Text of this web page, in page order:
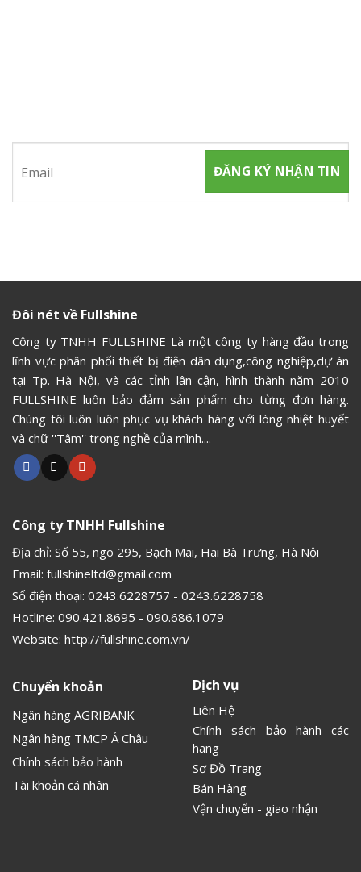
Đôi nét về Fullshine
Công ty TNHH FULLSHINE Là một công ty hàng đầu trong
lĩnh vực phân phối thiết bị điện dân dụng,công nghiệp,dự án
tại Tp. Hà Nội, và các tỉnh lân cận, hình thành năm 2010
FULLSHINE luôn bảo đảm sản phẩm cho từng đơn hàng.
Chúng tôi luôn luôn phục vụ khách hàng với lòng nhiệt huyết
và chữ ''Tâm'' trong nghề của mình....
Công ty TNHH Fullshine
Địa chỉ: Số 55, ngõ 295, Bạch Mai, Hai Bà Trưng, Hà Nội
Email: fullshineltd@gmail.com
Số điện thoại: 0243.6228757 - 0243.6228758
Hotline: 090.421.8695 - 090.686.1079
Website: http://fullshine.com.vn/
Chuyển khoản
Ngân hàng AGRIBANK
Ngân hàng TMCP Á Châu
Chính sách bảo hành
Tài khoản cá nhân
Dịch vụ
Liên Hệ
Chính sách bảo hành các
hãng
Sơ Đồ Trang
Bán Hàng
Vận chuyển - giao nhận